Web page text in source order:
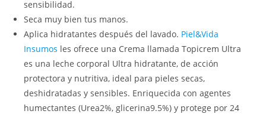
sensibilidad.
Seca muy bien tus manos.
Aplica hidratantes después del lavado. Piel&Vida
Insumos les ofrece una Crema llamada Topicrem Ultra
es una leche corporal Ultra hidratante, de acción
protectora y nutritiva, ideal para pieles secas,
deshidratadas y sensibles. Enriquecida con agentes
humectantes (Urea2%, glicerina9.5%) y protege por 24